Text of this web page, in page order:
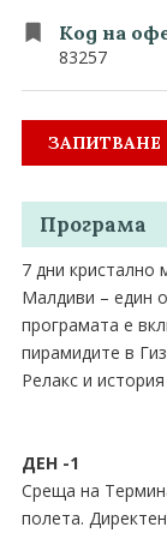
Код на
83257
ЗАПИТВАНЕ
Програма
7 дни кристално
Малдиви – един
програмата е
пирамидите в
Релакс и
ДЕН -1
Среща на
полета.